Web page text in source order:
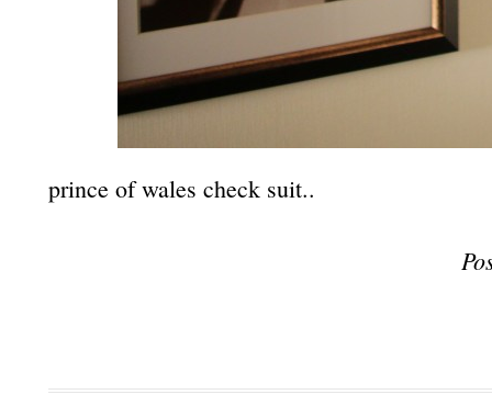
prince of wales check suit..